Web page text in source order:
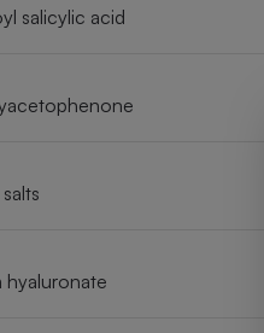
salicylic acid
hyaluronate